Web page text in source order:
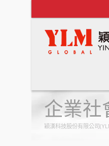
企業社
穎漢科技股份有限公司